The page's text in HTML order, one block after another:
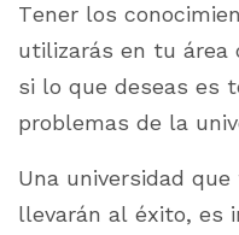
Tener los
utilizarás en tu área
si lo que deseas es
problemas de la
Una universidad
llevarán al éxito, es